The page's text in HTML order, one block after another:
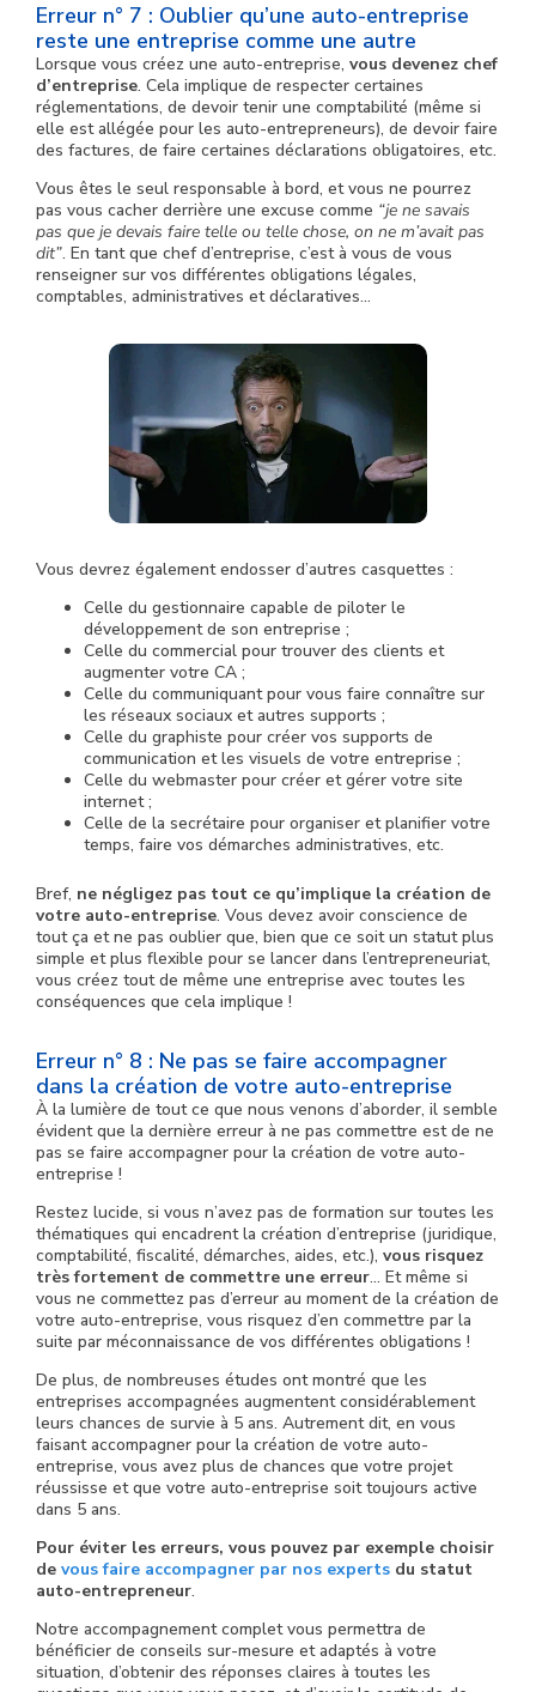
Erreur n° 7 : Oublier qu’une auto-entreprise
reste une entreprise comme une autre
Lorsque vous créez une auto-entreprise, vous devenez chef
d’entreprise. Cela implique de respecter certaines
réglementations, de devoir tenir une comptabilité (même si
elle est allégée pour les auto-entrepreneurs), de devoir faire
des factures, de faire certaines déclarations obligatoires, etc.
Vous êtes le seul responsable à bord, et vous ne pourrez
pas vous cacher derrière une excuse comme “je ne savais
pas que je devais faire telle ou telle chose, on ne m’avait pas
dit”. En tant que chef d’entreprise, c’est à vous de vous
renseigner sur vos différentes obligations légales,
comptables, administratives et déclaratives…
Vous devrez également endosser d’autres casquettes :
Celle du gestionnaire capable de piloter le
développement de son entreprise ;
Celle du commercial pour trouver des clients et
augmenter votre CA ;
Celle du communiquant pour vous faire connaître sur
les réseaux sociaux et autres supports ;
Celle du graphiste pour créer vos supports de
communication et les visuels de votre entreprise ;
Celle du webmaster pour créer et gérer votre site
internet ;
Celle de la secrétaire pour organiser et planifier votre
temps, faire vos démarches administratives, etc.
Bref, ne négligez pas tout ce qu’implique la création de
votre auto-entreprise. Vous devez avoir conscience de
tout ça et ne pas oublier que, bien que ce soit un statut plus
simple et plus flexible pour se lancer dans l’entrepreneuriat,
vous créez tout de même une entreprise avec toutes les
conséquences que cela implique !
Erreur n° 8 : Ne pas se faire accompagner
dans la création de votre auto-entreprise
À la lumière de tout ce que nous venons d’aborder, il semble
évident que la dernière erreur à ne pas commettre est de ne
pas se faire accompagner pour la création de votre auto-
entreprise !
Restez lucide, si vous n’avez pas de formation sur toutes les
thématiques qui encadrent la création d’entreprise (juridique,
comptabilité, fiscalité, démarches, aides, etc.), vous risquez
très fortement de commettre une erreur… Et même si
vous ne commettez pas d’erreur au moment de la création de
votre auto-entreprise, vous risquez d’en commettre par la
suite par méconnaissance de vos différentes obligations !
De plus, de nombreuses études ont montré que les
entreprises accompagnées augmentent considérablement
leurs chances de survie à 5 ans. Autrement dit, en vous
faisant accompagner pour la création de votre auto-
entreprise, vous avez plus de chances que votre projet
réussisse et que votre auto-entreprise soit toujours active
dans 5 ans.
Pour éviter les erreurs, vous pouvez par exemple choisir
de vous faire accompagner par nos experts du statut
auto-entrepreneur.
Notre accompagnement complet vous permettra de
bénéficier de conseils sur-mesure et adaptés à votre
situation, d’obtenir des réponses claires à toutes les